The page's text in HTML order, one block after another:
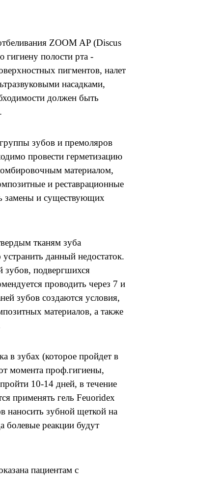
ZOOM AP (Discus
полости рта -
пигментов, налет
насадками,
должен быть
зубов и премоляров
провести герметизацию
материалом,
и реставрационные
замены и существующих
тканям зуба
данный недостаток.
зубов, подвергшихся
проводить через 7 и
зубов создаются условия,
материалов, а также
в зубах (которое пройдет в
момента проф.гигиены,
10-14 дней, в течение
применять гель Feuoridex
наносить зубной щеткой на
болевые реакции будут
пациентам с